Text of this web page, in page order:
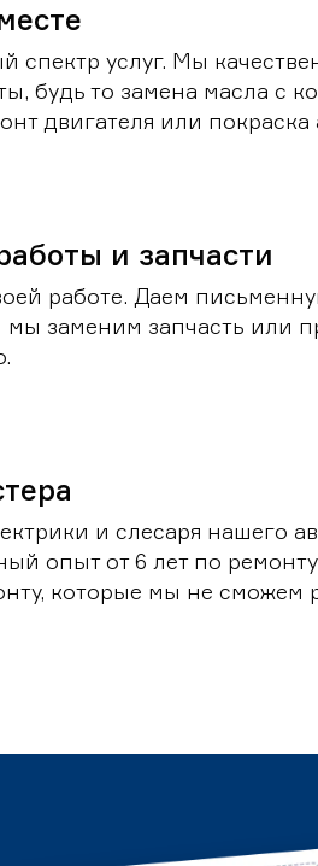
спектр услуг. Мы
будь то замена масла с
двигателя или покраска
и запчасти
работе. Даем
мы заменим запчасть или
и слесаря нашего
опыт от 6 лет по ремонту
которые мы не сможем